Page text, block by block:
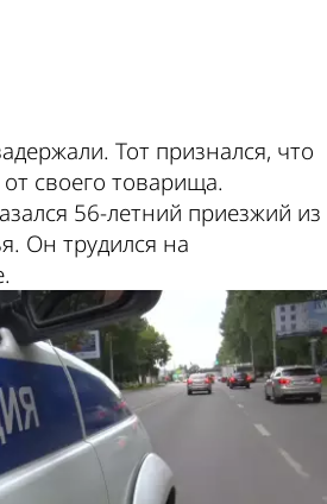
Тот признался, что
своего товарища.
56-летний приезжий из
Он трудился на